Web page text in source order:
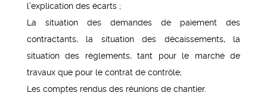
l’explication des écarts ;
La situation des demandes de paiement des
contractants, la situation des décaissements, la
situation des règlements, tant pour le marché de
travaux que pour le contrat de contrôle;
Les comptes rendus des réunions de chantier.